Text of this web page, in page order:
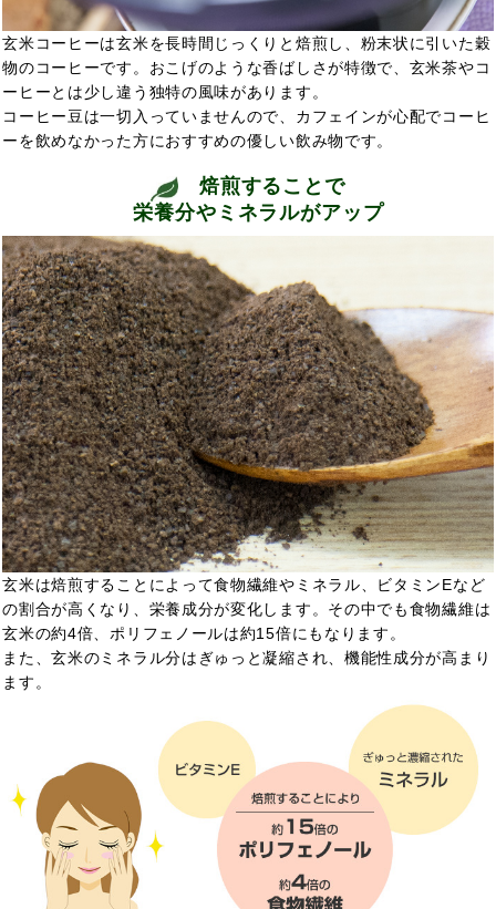
玄米コーヒーは玄米を長時間じっくりと焙煎し、粉末状に引いた穀
物のコーヒーです。おこげのような香ばしさが特徴で、玄米茶やコ
ーヒーとは少し違う独特の風味があります。
コーヒー豆は一切入っていませんので、カフェインが心配でコーヒ
ーを飲めなかった方におすすめの優しい飲み物です。
焙煎することで
栄養分やミネラルがアップ
玄米は焙煎することによって食物繊維やミネラル、ビタミンEなど
の割合が高くなり、栄養成分が変化します。その中でも食物繊維は
玄米の約4倍、ポリフェノールは約15倍にもなります。
また、玄米のミネラル分はぎゅっと凝縮され、機能性成分が高まり
ます。